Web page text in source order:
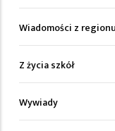
Wiadomości z regionu
Z życia szkół
Wywiady